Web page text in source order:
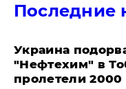
Последние
Украина
"Нефтехим" в
пролетели 2000